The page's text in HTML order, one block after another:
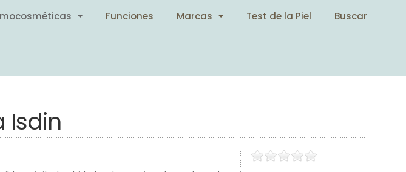
Funciones Marcas Test de la Piel
Buscar
Isdin